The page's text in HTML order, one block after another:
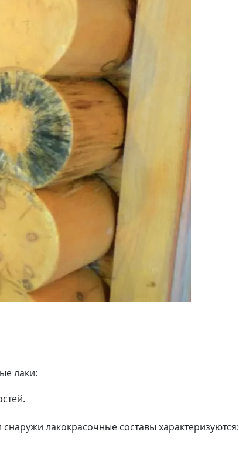
лаки:
лакокрасочные составы характеризуются: